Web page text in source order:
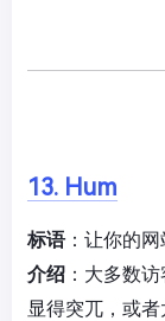
13. Hum
标语：让你的网
介绍 ：大多数
显得突兀，或